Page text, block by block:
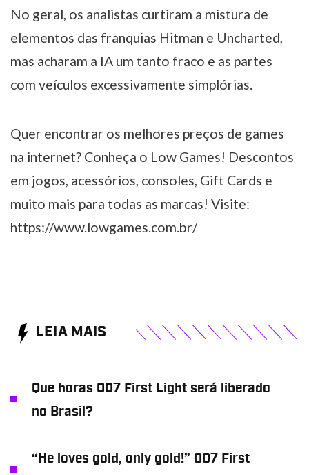
No geral, os analistas curtiram a mistura de
elementos das franquias Hitman e Uncharted,
mas acharam a IA um tanto fraco e as partes
com veículos excessivamente simplórias.
Quer encontrar os melhores preços de games
na internet? Conheça o Low Games! Descontos
em jogos, acessórios, consoles, Gift Cards e
muito mais para todas as marcas! Visite:
https://www.lowgames.com.br/
LEIA MAIS
Que horas 007 First Light será liberado
no Brasil?
“He loves gold, only gold!” 007 First